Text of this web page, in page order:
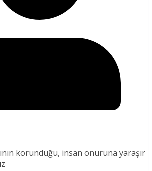
korunduğu, insan onuruna yaraşır